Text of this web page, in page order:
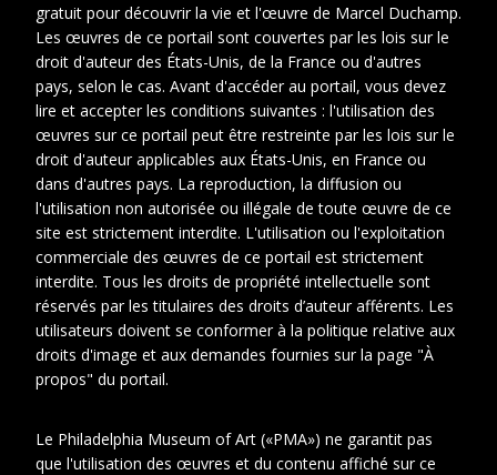
1 2
Date
1895-1895
Cotes
extremes
VIL BIO 50
Représenté
Guilbert (née Nicolle), Ketty
Duchamp (née Méry),
Lucie (1856-1925)
gratuit pour découvrir la vie et l'œuvre de Marcel Duchamp.
Les œuvres de ce portail sont couvertes par les lois sur le
droit d'auteur des États-Unis, de la France ou d'autres
pays, selon le cas. Avant d'accéder au portail, vous devez
lire et accepter les conditions suivantes : l'utilisation des
œuvres sur ce portail peut être restreinte par les lois sur le
droit d'auteur applicables aux États-Unis, en France ou
dans d'autres pays. La reproduction, la diffusion ou
l'utilisation non autorisée ou illégale de toute œuvre de ce
site est strictement interdite. L'utilisation ou l'exploitation
commerciale des œuvres de ce portail est strictement
interdite. Tous les droits de propriété intellectuelle sont
réservés par les titulaires des droits d’auteur afférents. Les
utilisateurs doivent se conformer à la politique relative aux
droits d'image et aux demandes fournies sur la page "À
propos" du portail.
Le Philadelphia Museum of Art («PMA») ne garantit pas
que l'utilisation des œuvres et du contenu affiché sur ce